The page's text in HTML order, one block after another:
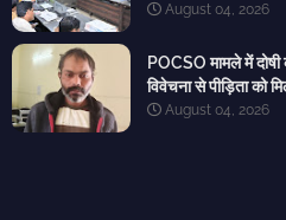
August 04, 2026
POCSO मामले में
विवेचना से पीड़िता को
August 04, 2026